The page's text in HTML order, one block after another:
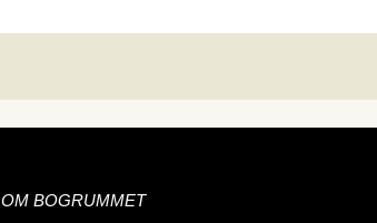
OM BOGRUMMET